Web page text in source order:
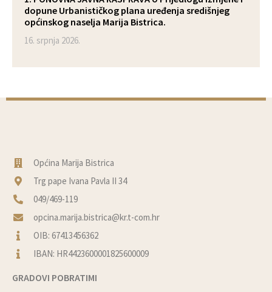
dopune Urbanističkog plana uređenja središnjeg
općinskog naselja Marija Bistrica.
16. srpnja 2026.
Općina Marija Bistrica
Trg pape Ivana Pavla II 34
049/469-119
opcina.marija.bistrica@kr.t-com.hr
OIB: 67413456362
IBAN: HR4423600001825600009
GRADOVI POBRATIMI